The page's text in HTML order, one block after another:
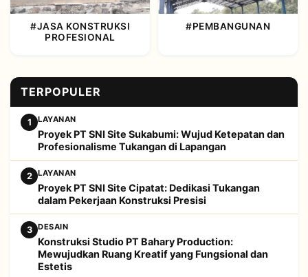
#JASA KONSTRUKSI
PROFESIONAL
#PEMBANGUNAN
TERPOPULER
1 LAYANAN
Proyek PT SNI Site Sukabumi: Wujud Ketepatan dan
Profesionalisme Tukangan di Lapangan
2 LAYANAN
Proyek PT SNI Site Cipatat: Dedikasi Tukangan
dalam Pekerjaan Konstruksi Presisi
3 DESAIN
Konstruksi Studio PT Bahary Production:
Mewujudkan Ruang Kreatif yang Fungsional dan
Estetis